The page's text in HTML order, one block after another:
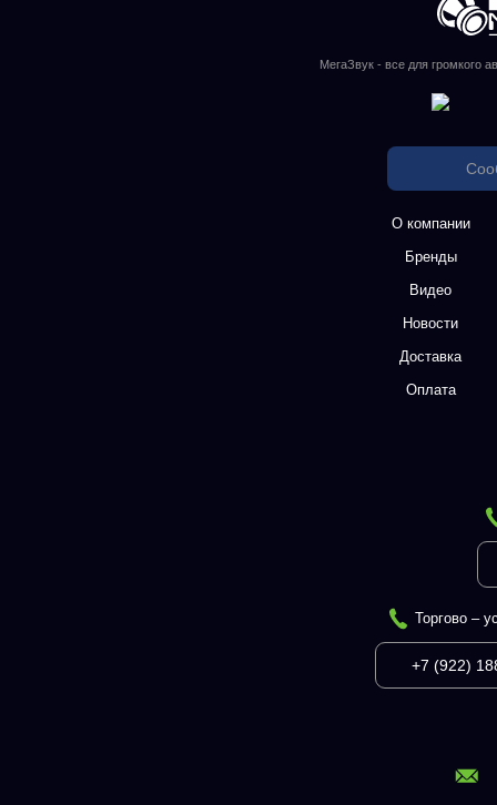
МегаЗвук - все для громкого
О компании
Бренды
Видео
Новости
Доставка
Оплата
Торгово –
+7 (922)